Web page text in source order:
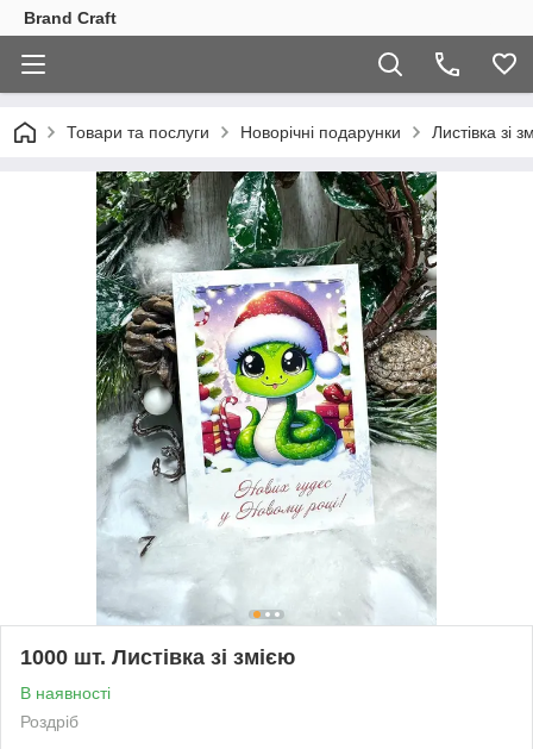
Brand Craft
Товари та послуги Новорічні подарунки Листівка зі
1000 шт. Листівка зі змією
В наявності
Роздріб